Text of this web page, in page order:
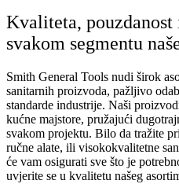
Kvaliteta, pouzdanost
svakom segmentu
Smith General Tools nudi širok
sanitarnih proizvoda, pažljivo
standarde industrije. Naši
kućne majstore, pružajući
svakom projektu. Bilo da tražite
ručne alate, ili visokokvalitetne
će vam osigurati sve što je
uvjerite se u kvalitetu našeg